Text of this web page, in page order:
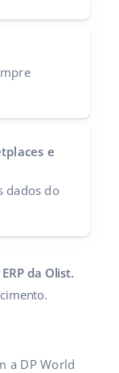
e
dados do
da Olist.
a DP World